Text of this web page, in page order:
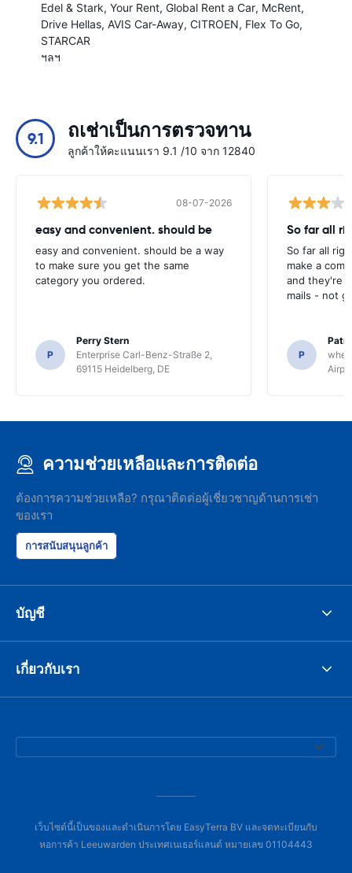
Edel & Stark Your Rent Global Rent a Car McRent
Drive Hellas AVIS Car-Away CITROEN Flex To Go
STARCAR
ฯลฯ
9.1 ถเช่าเป็นการตรวจทาน
ลูกค้าให้คะแนนเรา 9.1 /10 จาก 12840
08-07-2026
easy and convenient. should be
easy and convenient. should be a way
to make sure you get the same
category you ordered.
P
Perry Stern
Enterprise Carl-Benz-Straße 2,
69115 Heidelberg, DE
So far all
So far all
make a
and they're
mails - not
P
ความช่วยเหลือและการติดต่อ
ต้องการความช่วยเหลือ? กรุณาติดต่อผู้เชี่ยวชาญด้านการเช่า
ของเรา
การสนับสนุนลูกค้า
บัญชี
เกี่ยวกับเรา
เว็บไซต์นี้เป็นของและดำเนินการโดย EasyTerra BV และจดทะเบียนกับ
หอการค้า Leeuwarden ประเทศเนเธอร์แลนด์ หมายเลข 01104443